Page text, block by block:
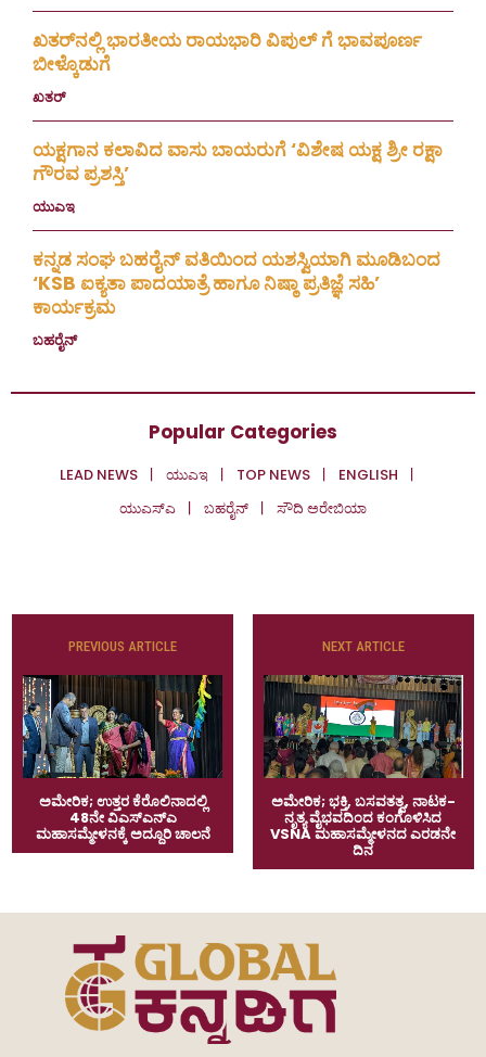
ಖತರ್‌ನಲ್ಲಿ ಭಾರತೀಯ ರಾಯಭಾರಿ ವಿಪುಲ್ ಗೆ ಭಾವಪೂರ್ಣ
ಬೀಳ್ಕೊಡುಗೆ
ಖತರ್
ಯಕ್ಷಗಾನ ಕಲಾವಿದ ವಾಸು ಬಾಯರುಗೆ ‘ವಿಶೇಷ ಯಕ್ಷ ಶ್ರೀ ರಕ್ಷಾ
ಗೌರವ ಪ್ರಶಸ್ತಿ’
ಯುಎಇ
ಕನ್ನಡ ಸಂಘ ಬಹರೈನ್ ವತಿಯಿಂದ ಯಶಸ್ವಿಯಾಗಿ ಮೂಡಿಬಂದ
‘KSB ಐಕ್ಯತಾ ಪಾದಯಾತ್ರೆ ಹಾಗೂ ನಿಷ್ಠಾ ಪ್ರತಿಜ್ಞೆ ಸಹಿ’
ಕಾರ್ಯಕ್ರಮ
ಬಹರೈನ್
Popular Categories
LEAD NEWS ಯುಎಇ TOP NEWS
ENGLISH
ಯುಎಸ್‌ಎ
ಬಹರೈನ್ ಸೌದಿ ಅರೇಬಿಯಾ
PREVIOUS ARTICLE
ಅಮೇರಿಕ; ಉತ್ತರ ಕೆರೊಲಿನಾದಲ್ಲಿ
48ನೇ ವಿಎಸ್‌ಎನ್‌ಎ
ಮಹಾಸಮ್ಮೇಳನಕ್ಕೆ ಅದ್ದೂರಿ ಚಾಲನೆ
NEXT ARTICLE
ಅಮೇರಿಕ; ಭಕ್ತಿ, ಬಸವತತ್ವ, ನಾಟಕ-
ನೃತ್ಯ ವೈಭವದಿಂದ ಕಂಗೊಳಿಸಿದ
VSNA ಮಹಾಸಮ್ಮೇಳನದ ಎರಡನೇ
ದಿನ